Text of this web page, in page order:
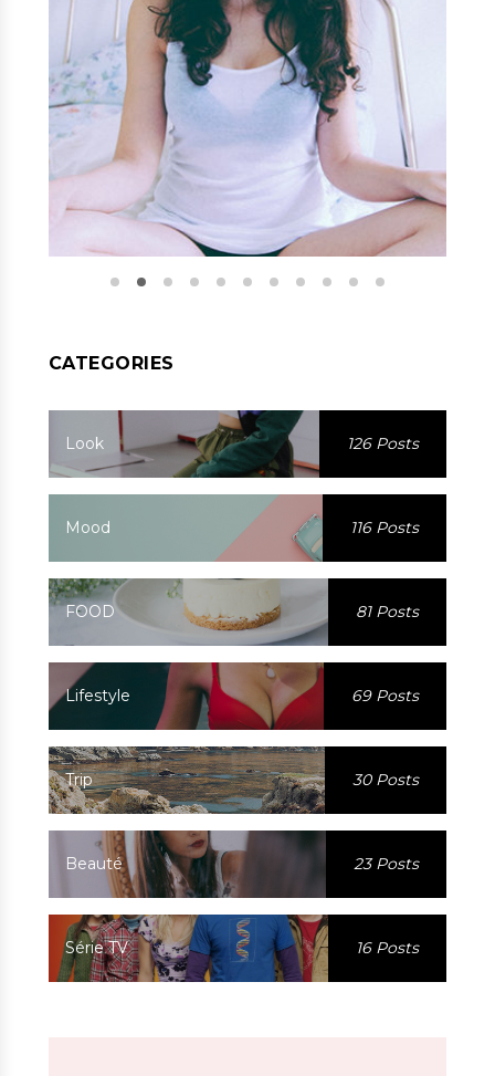
CATEGORIES
Look 126 Posts
Mood 116 Posts
FOOD 81 Posts
Lifestyle 69 Posts
Trip 30 Posts
Beauté 23 Posts
Série TV 16 Posts